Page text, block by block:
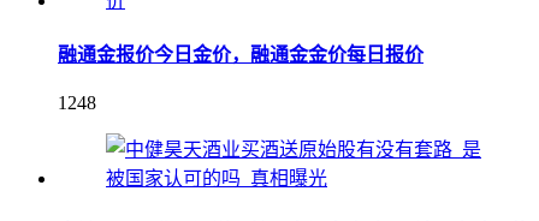
融通金报价今日金价，融通金金价每日报价
1248